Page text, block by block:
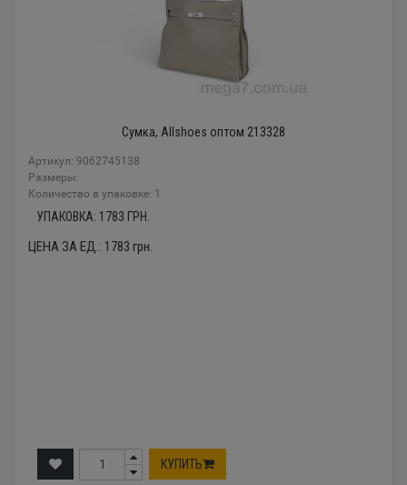
Сумка, Allshoes оптом 213328
Артикул: 9062745138
Размеры:
Количество в упаковке: 1
УПАКОВКА: 1783 ГРН.
ЦЕНА ЗА ЕД.: 1783 грн.
КУПИТЬ